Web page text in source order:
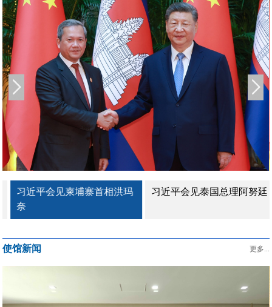
习近平会见柬埔寨首相洪玛
奈
习近平会见泰国总理阿努廷
使馆新闻 更多...